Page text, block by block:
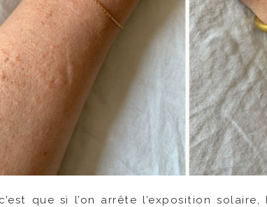
que si l’on arrête l’exposition